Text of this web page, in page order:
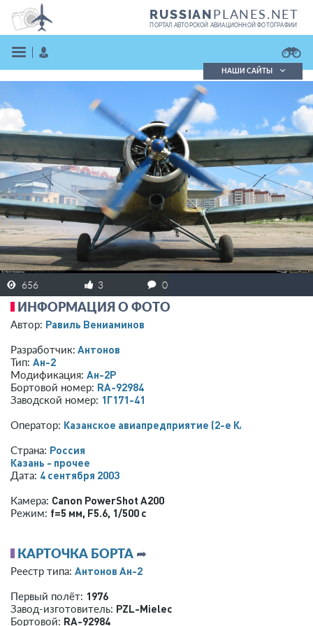
RUSSIANPLANES.NET
ПОРТАЛ АВТОРСКОЙ АВИАЦИОННОЙ ФОТОГРАФИИ
ВОЙТИ
ЗАРЕГИСТРИРОВАТЬСЯ
Поиск фотографий
Поиск в реестре
Кратко
Подробно
НАШИ САЙТЫ
656 3 0
ИНФОРМАЦИЯ О ФОТО
Автор: Равиль Вениаминов
Разработчик: Антонов
Тип: Ан-2
Модификация: Ан-2Р
Бортовой номер: RA-92984
Заводской номер: 1Г171-41
Оператор: Казанское авиапредприятие (2-е КАП)
Страна: Россия
Казань - прочее
Дата: 4 сентября 2003
Камера: Canon PowerShot A200
Режим: f=5 мм, F5.6, 1/500 с
КАРТОЧКА БОРТА ➦
Реестр типа: Антонов Ан-2
Первый полёт: 1976
Завод-изготовитель: PZL-Mielec
Бортовой: RA-92984